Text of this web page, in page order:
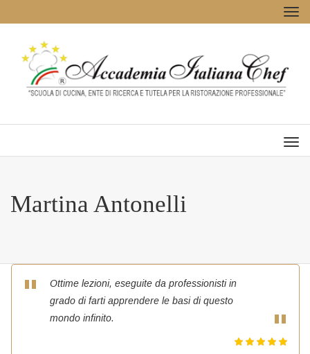
Martina Antonelli
Ottime lezioni, eseguite da professionisti in
grado di farti apprendere le basi di questo
mondo infinito.